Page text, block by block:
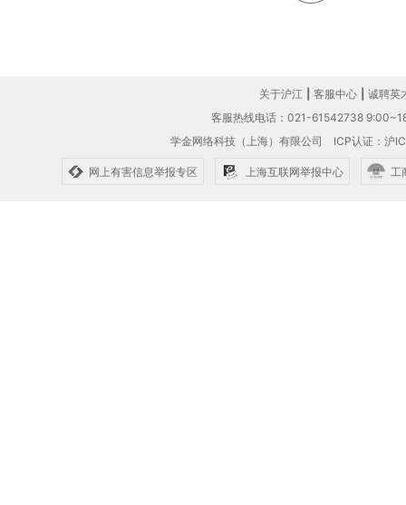
关于沪江 客服中心
诚聘英
客服热线电话：021-61542738
学金网络科技（上海）有限公司 ICP认证：沪
网上有害信息举报专区 上海互联网举报中心 工